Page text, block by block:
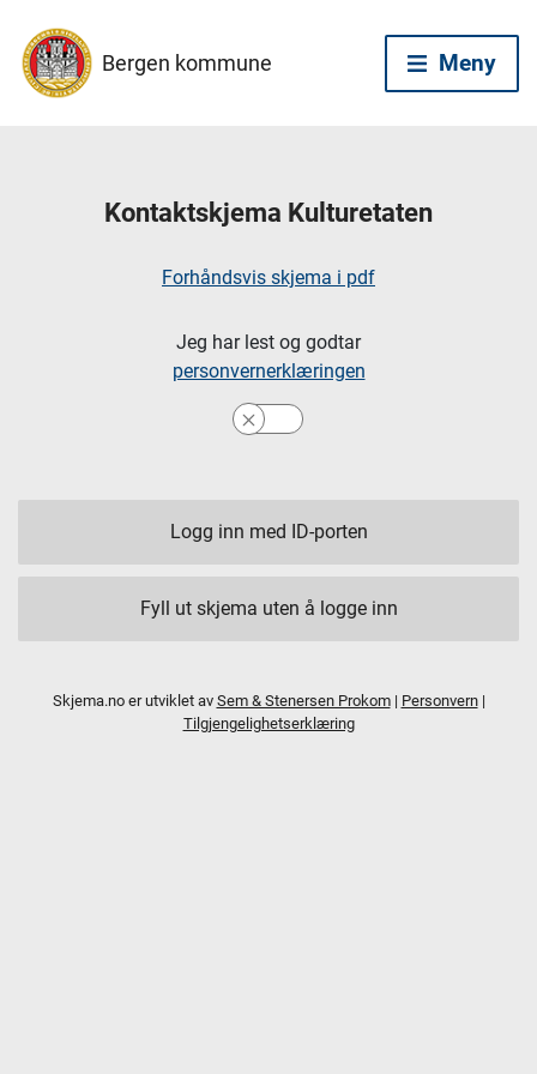
Bergen kommune Meny
Kontaktskjema Kulturetaten
Forhåndsvis skjema i pdf
Jeg har lest og godtar
personvernerklæringen
Logg inn med ID-porten
Fyll ut skjema uten å logge inn
Skjema.no er utviklet av Sem & Stenersen Prokom| Personvern|
Tilgjengelighetserklæring